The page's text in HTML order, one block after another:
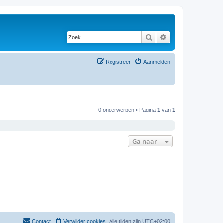
Zoek
Aanmelden
Registreer
0 onderwerpen • Pagina 1 van 1
Ga naar
Alle tijden zijn UTC+02:00
Verwijder cookies
Contact